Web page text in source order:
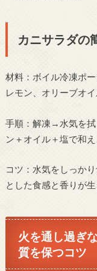
カニサラダの
材料：ボイル冷凍ポ
レモン、オリーブオイ
手順：解凍→水気を
ン＋オイル＋塩で和
コツ：水気をしっか
とした食感と香りが生
火を通し過ぎ
質を保つコツ